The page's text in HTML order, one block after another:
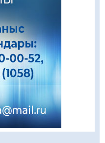
ой-сананың
жұмыстары